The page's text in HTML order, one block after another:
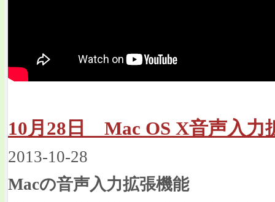
10月28日 Mac OS X音声入力
2013-10-28
Macの音声入力拡張機能